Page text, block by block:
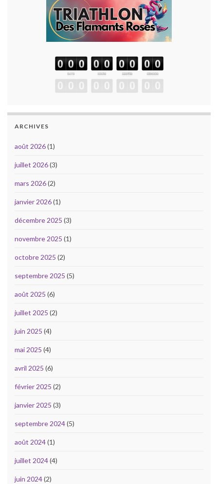
ARCHIVES
août 2026(1)
juillet 2026(3)
mars 2026(2)
janvier 2026(1)
décembre 2025 (3)
novembre 2025 (1)
octobre 2025 (2)
septembre 2025 (5)
août 2025 (6)
juillet 2025 (2)
juin 2025 (4)
mai 2025 (4)
avril 2025 (6)
février 2025 (2)
janvier 2025 (3)
septembre 2024(5)
août 2024(1)
juillet 2024(4)
juin 2024(2)